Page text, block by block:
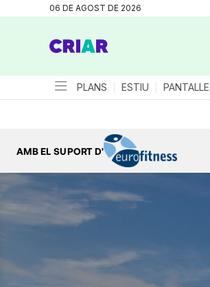
06 DE AGOST DE 2026
PLANS ESTIU
AMB EL SUPORT D'